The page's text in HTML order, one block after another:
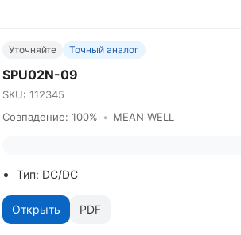
Уточняйте Точный аналог
SPU02N-09
SKU: 112345
Совпадение: 100% • MEAN WELL
Тип: DC/DC
Открыть PDF